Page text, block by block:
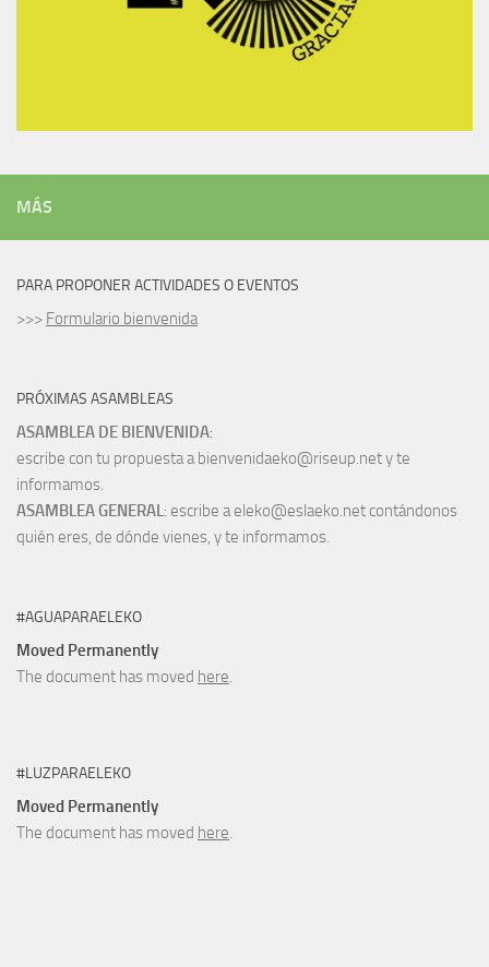
MÁS
PARA PROPONER ACTIVIDADES O EVENTOS
>>> Formulario bienvenida
PRÓXIMAS ASAMBLEAS
ASAMBLEA DE BIENVENIDA:
escribe con tu propuesta a bienvenidaeko@riseup.net y te
informamos.
ASAMBLEA GENERAL: escribe a eleko@eslaeko.net contándonos
quién eres, de dónde vienes, y te informamos.
#AGUAPARAELEKO
Moved Permanently
The document has moved here.
#LUZPARAELEKO
Moved Permanently
The document has moved here.